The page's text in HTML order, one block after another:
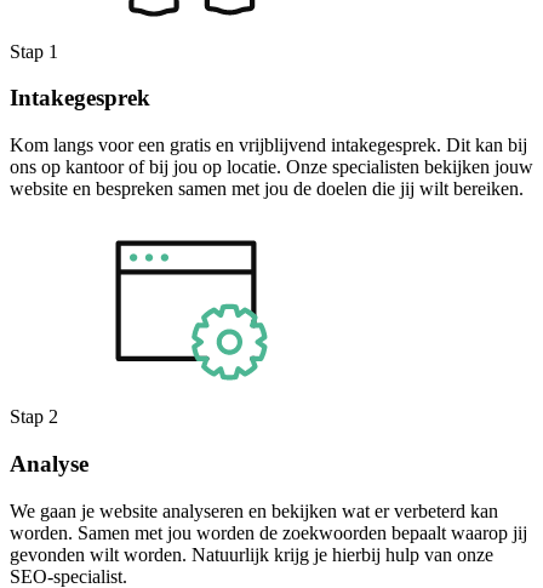
Stap 1
Intakegesprek
Kom langs voor een gratis en vrijblijvend intakegesprek. Dit kan bij
ons op kantoor of bij jou op locatie. Onze specialisten bekijken jouw
website en bespreken samen met jou de doelen die jij wilt bereiken.
Stap 2
Analyse
We gaan je website analyseren en bekijken wat er verbeterd kan
worden. Samen met jou worden de zoekwoorden bepaalt waarop jij
gevonden wilt worden. Natuurlijk krijg je hierbij hulp van onze
SEO-specialist.